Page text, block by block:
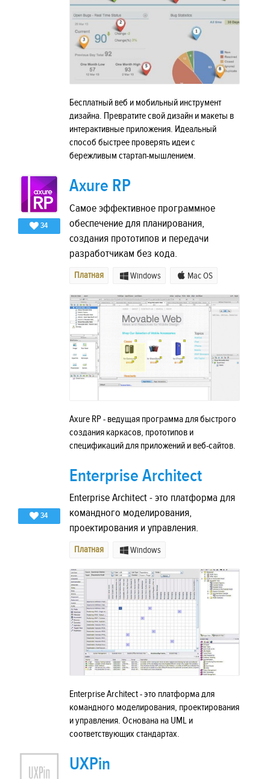
Бесплатный веб и мобильный инструмент
дизайна. Превратите свой дизайн и макеты в
интерактивные приложения. Идеальный
способ быстрее проверять идеи с
бережливым стартап-мышлением.
34
Axure RP
Самое эффективное программное
обеспечение для планирования,
создания прототипов и передачи
разработчикам без кода.
Платная Windows Mac OS
Axure RP - ведущая программа для быстрого
создания каркасов, прототипов и
спецификаций для приложений и веб-сайтов.
34
Enterprise Architect
Enterprise Architect - это платформа для
командного моделирования,
проектирования и управления.
Платная Windows
Enterprise Architect - это платформа для
командного моделирования, проектирования
и управления. Основана на UML и
соответствующих стандартах.
UXPin